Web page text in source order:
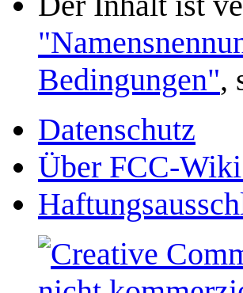
Bedingungen",
Datenschutz
Über FCC-